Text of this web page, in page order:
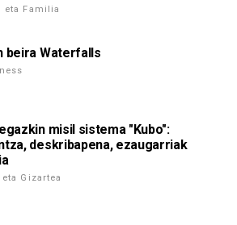
eta Familia
beira Waterfalls
misil sistema "Kubo":
deskribapena, ezaugarriak
Gizartea